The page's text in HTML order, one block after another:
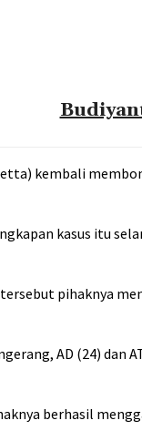
kembali
kasus itu
pihaknya
AD (24) dan
berhasil